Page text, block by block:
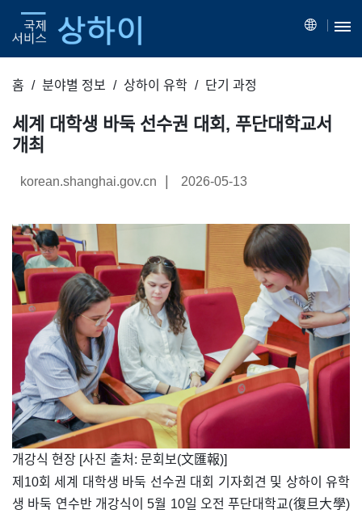
홈 분야별 정보 상하이 유학 단기 과정
세계 대학생 바둑 선수권 대회, 푸단대학교서
개최
korean.shanghai.gov.cn | 2026-05-13
개강식 현장 ​[사진 출처: 문회보(文匯報)]
제10회 세계 대학생 바둑 선수권 대회 기자회견 및 상하이 유학
생 바둑 연수반 개강식이 5월 10일 오전 푸단대학교(復旦大學)